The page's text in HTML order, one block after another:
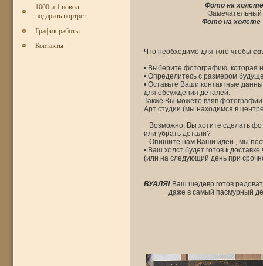
1000 и 1 повод
подарить портрет
График работы
Контакты
Фото на холсте
Замечательный
Фото на холсте
Что необходимо для того чтобы
• Выберите фотографию, которая
• Определитесь с размером
• Оставьте Ваши контактные
для обсуждения деталей.
Также Вы можете взяв
Арт студии (мы находимся в
Возможно, Вы хотите сделать
или убрать детали?
Опишите нам Ваши идеи , мы
• Ваш холст будет готов к
(или на следующий день при
ВУАЛЯ! Ваш шедевр готов
даже в самый пасмурный